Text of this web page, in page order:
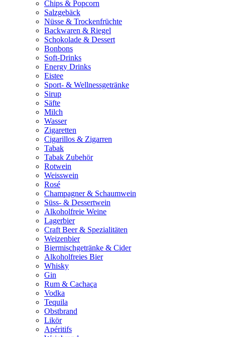
Chips & Popcorn
Salzgebäck
Nüsse & Trockenfrüchte
Backwaren & Riegel
Schokolade & Dessert
Bonbons
Soft-Drinks
Energy Drinks
Eistee
Sport- & Wellnessgetränke
Sirup
Säfte
Milch
Wasser
Zigaretten
Cigarillos & Zigarren
Tabak
Tabak Zubehör
Rotwein
Weisswein
Rosé
Champagner & Schaumwein
Süss- & Dessertwein
Alkoholfreie Weine
Lagerbier
Craft Beer & Spezialitäten
Weizenbier
Biermischgetränke & Cider
Alkoholfreies Bier
Whisky
Gin
Rum & Cachaça
Vodka
Tequila
Obstbrand
Likör
Apéritifs